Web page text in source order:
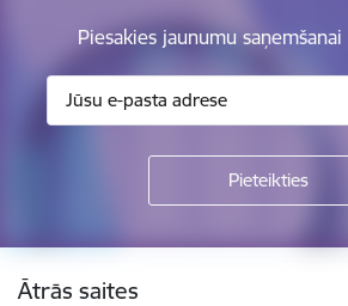
Piesakies jaunumu saņemšanai
Kājene
Ātrās saites